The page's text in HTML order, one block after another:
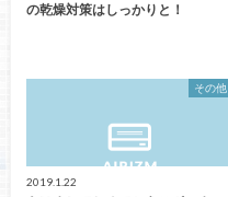
の乾燥対策はしっかりと！
その他
2019.1.22